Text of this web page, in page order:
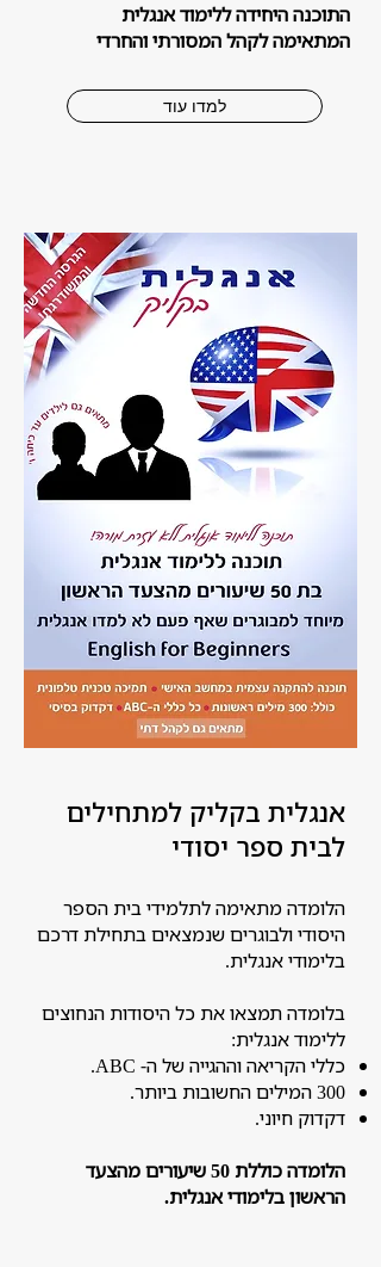
התוכנה היחידה ללימוד אנגלית
המתאימה לקהל המסורתי והחרדי
למדו עוד
אנגלית בקליק למתחילים
לבית ספר יסודי
הלומדה מתאימה לתלמידי בית הספר
היסודי ולבוגרים שנמצאים בתחילת דרכם
בלימודי אנגלית.
בלומדה תמצאו את כל היסודות הנחוצים
ללימוד אנגלית:
כללי הקריאה וההגייה של ה- ABC.
300 המילים החשובות ביותר.
דקדוק חיוני.
הלומדה כוללת 50 שיעורים מהצעד
הראשון בלימודי אנגלית.